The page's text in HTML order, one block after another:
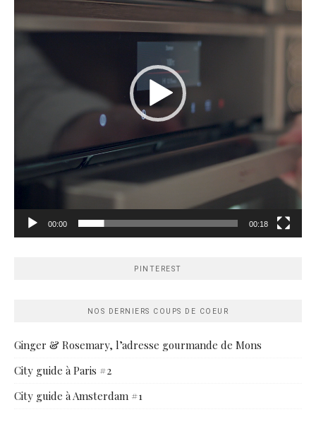
00:00 00:18
PINTEREST
NOS DERNIERS COUPS DE COEUR
Ginger & Rosemary, l’adresse gourmande de Mons
City guide à Paris #2
City guide à Amsterdam #1